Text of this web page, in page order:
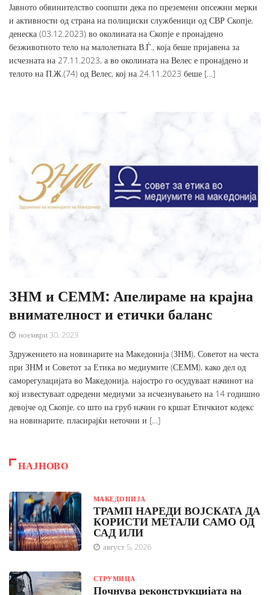
Јавното обвинителство соопшти дека по преземени опсежни мерки
и активности од страна на полициски службеници од СВР Скопје,
денеска (03.12.2023) во околината на Скопје е пронајдено
безживотното тело на малолетната В.Ѓ., која беше пријавена за
исчезната на 27.11.2023, а во околината на Велес е пронајдено и
телото на П.Ж.(74) од Велес, кој на 24.11.2023 беше […]
ЗНМ и СЕММ: Апелираме на крајна
внимателност и етички баланс
ноември 30, 2023
Здружението на новинарите на Македонија (ЗНМ), Советот на честа
при ЗНМ и Советот за Етика во медиумите (СЕММ), како дел од
саморегулацијата во Македонија, најостро го осудуваат начинот на
кој известуваат одредени медиуми за исчезнувањето на 14 годишно
девојче од Скопје, со што на груб начин го кршат Етичкиот кодекс
на новинарите, пласирајќи неточни и […]
НАЈНОВО
МАКЕДОНИЈА
ТРАМП НАРЕДИ ВОЈСКАТА ДА
КОРИСТИ МЕТАЛИ САМО ОД
САД ИЛИ
август 5, 2026
СТРУМИЦА
Почнува реконструкцијата на